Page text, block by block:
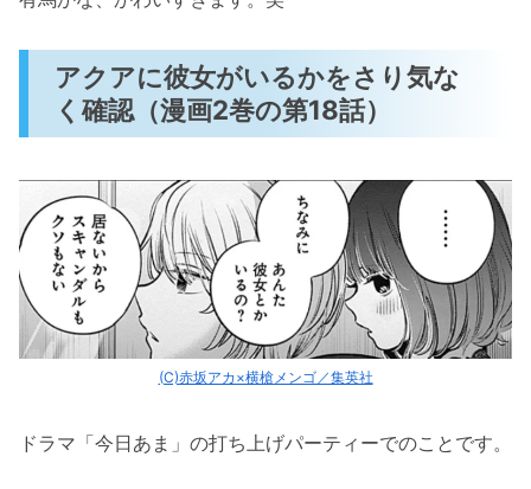
アクアに彼女がいるかをさり気な
く確認（漫画2巻の第18話）
(C)赤坂アカ×横槍メンゴ／集英社
ドラマ「今日あま」の打ち上げパーティーでのことです。